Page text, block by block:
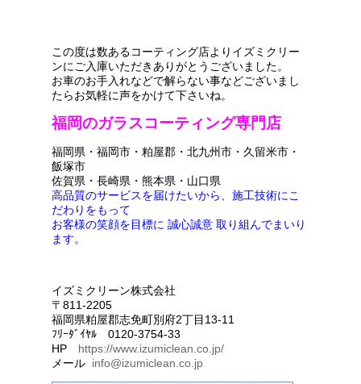
この度は数あるコーティング店よりイズミクリー
ンにご入庫いただきありがとうございました。
お車のお手入れなどで解らない事などございまし
たらお気軽に声をかけて下さいね。
福岡のガラスコーティング専門店
福岡県・福岡市・粕屋郡・北九州市・久留米市・
飯塚市
佐賀県・長崎県・熊本県・山口県
高品質のサービスを届けたいから、施工技術にこ
だわりをもって
お客様の笑顔を目標に 誠心誠意 取り組んでまいり
ます。
イズミクリーン株式会社
〒811-2205
福岡県粕屋郡志免町別府2丁目13-11
ﾌﾘｰﾀﾞｲﾔﾙ 0120-3754-33
HP https://www.izumiclean.co.jp/
メール info@izumiclean.co.jp